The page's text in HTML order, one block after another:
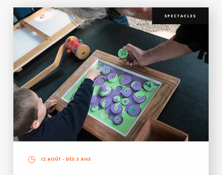
SPECTACLES
12 AOÛT - DÈS 5 ANS